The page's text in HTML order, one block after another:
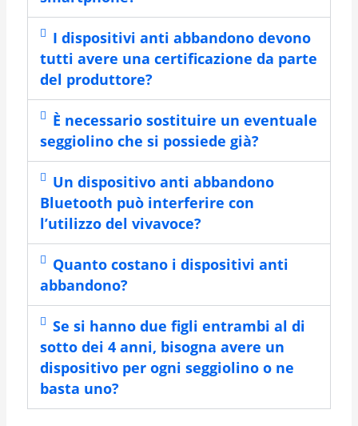
I dispositivi anti abbandono devono
tutti avere una certificazione da parte
del produttore?
È necessario sostituire un eventuale
seggiolino che si possiede già?
Un dispositivo anti abbandono
Bluetooth può interferire con
l’utilizzo del vivavoce?
Quanto costano i dispositivi anti
abbandono?
Se si hanno due figli entrambi al di
sotto dei 4 anni, bisogna avere un
dispositivo per ogni seggiolino o ne
basta uno?